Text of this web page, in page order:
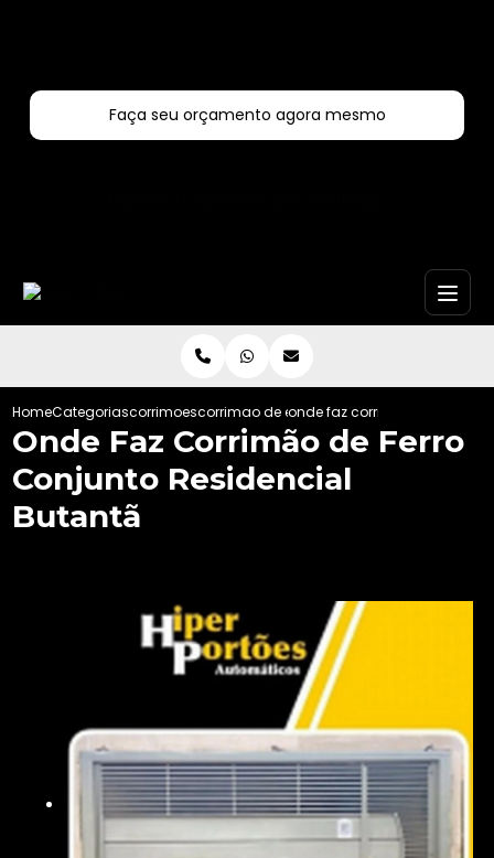
Faça seu orçamento agora mesmo
HomeCategoriascorrimoescorrimao de escada de aluminio
onde faz corrimao de ferro
Onde Faz Corrimão de Ferro
Conjunto Residencial
Butantã